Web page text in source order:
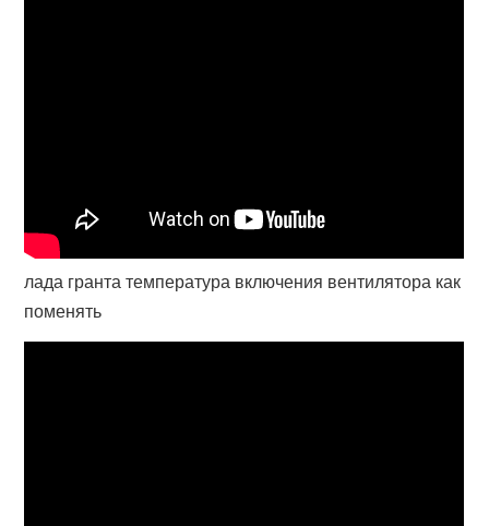
лада гранта температура включения вентилятора как
поменять